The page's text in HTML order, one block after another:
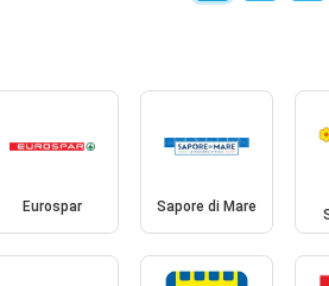
Eurospar Sapore di Mare